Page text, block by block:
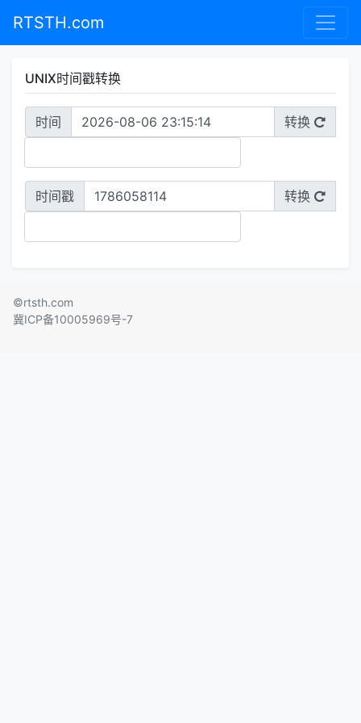
RTSTH.com
UNIX时间戳转换
时间 转换
时间戳 转换
©rtsth.com
冀ICP备10005969号-7